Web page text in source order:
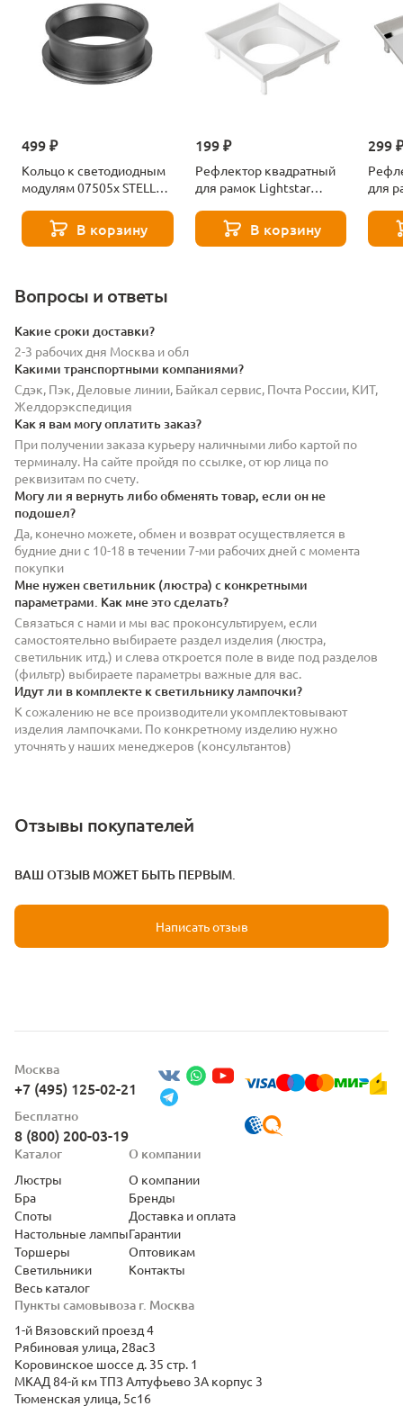
499 ₽
Кольцо к светодиодным
модулям 07505х STELLA
В корзину
199 ₽
Рефлектор квадратный
для рамок Lightstar
В корзину
299
для
Вопросы и ответы
Какие сроки доставки?
2-3 рабочих дня Москва и обл
Какими транспортными компаниями?
Сдэк, Пэк, Деловые линии, Байкал сервис, Почта России, КИТ,
Желдорэкспедиция
Как я вам могу оплатить заказ?
При получении заказа курьеру наличными либо картой по
терминалу. На сайте пройдя по ссылке, от юр лица по
реквизитам по счету.
Могу ли я вернуть либо обменять товар, если он не
подошел?
Да, конечно можете, обмен и возврат осуществляется в
будние дни с 10-18 в течении 7-ми рабочих дней с момента
покупки
Мне нужен светильник (люстра) с конкретными
параметрами. Как мне это сделать?
Связаться с нами и мы вас проконсультируем, если
самостоятельно выбираете раздел изделия (люстра,
светильник итд.) и слева откроется поле в виде под разделов
(фильтр) выбираете параметры важные для вас.
Идут ли в комплекте к светильнику лампочки?
К сожалению не все производители укомплектовывают
изделия лампочками. По конкретному изделию нужно
уточнять у наших менеджеров (консультантов)
Отзывы покупателей
ВАШ ОТЗЫВ МОЖЕТ БЫТЬ ПЕРВЫМ.
Написать отзыв
Москва
+7 (495) 125-02-21
Бесплатно
8 (800) 200-03-19
Пункты самовывоза г. Москва
1-й Вязовский проезд 4
Рябиновая улица, 28ас3
Коровинское шоссе д. 35 стр. 1
МКАД 84-й км ТПЗ Алтуфьево 3А корпус 3
Тюменская улица, 5с16
Каталог
Люстры
Бра
Споты
Настольные лампы
Торшеры
Светильники
Весь каталог
О компании
О компании
Бренды
Доставка и оплата
Гарантии
Оптовикам
Контакты